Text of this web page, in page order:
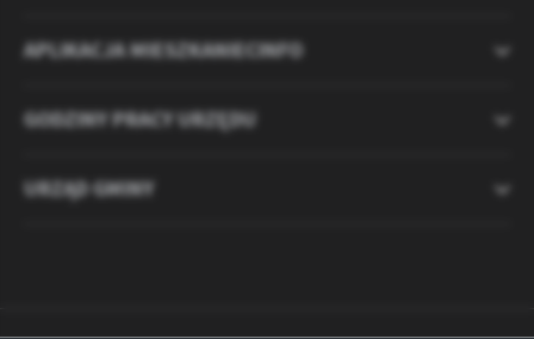
APLIKACJA MIESZKANIECINFO
GODZINY PRACY URZĘDU
URZĄD GMINY